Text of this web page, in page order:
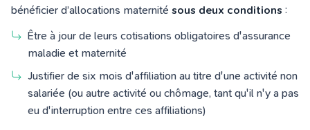
bénéficier d’allocations maternité sous deux conditions :
Être à jour de leurs cotisations obligatoires d'assurance
maladie et maternité
Justifier de six mois d'affiliation au titre d'une activité non
salariée (ou autre activité ou chômage, tant qu'il n'y a pas
eu d'interruption entre ces affiliations)